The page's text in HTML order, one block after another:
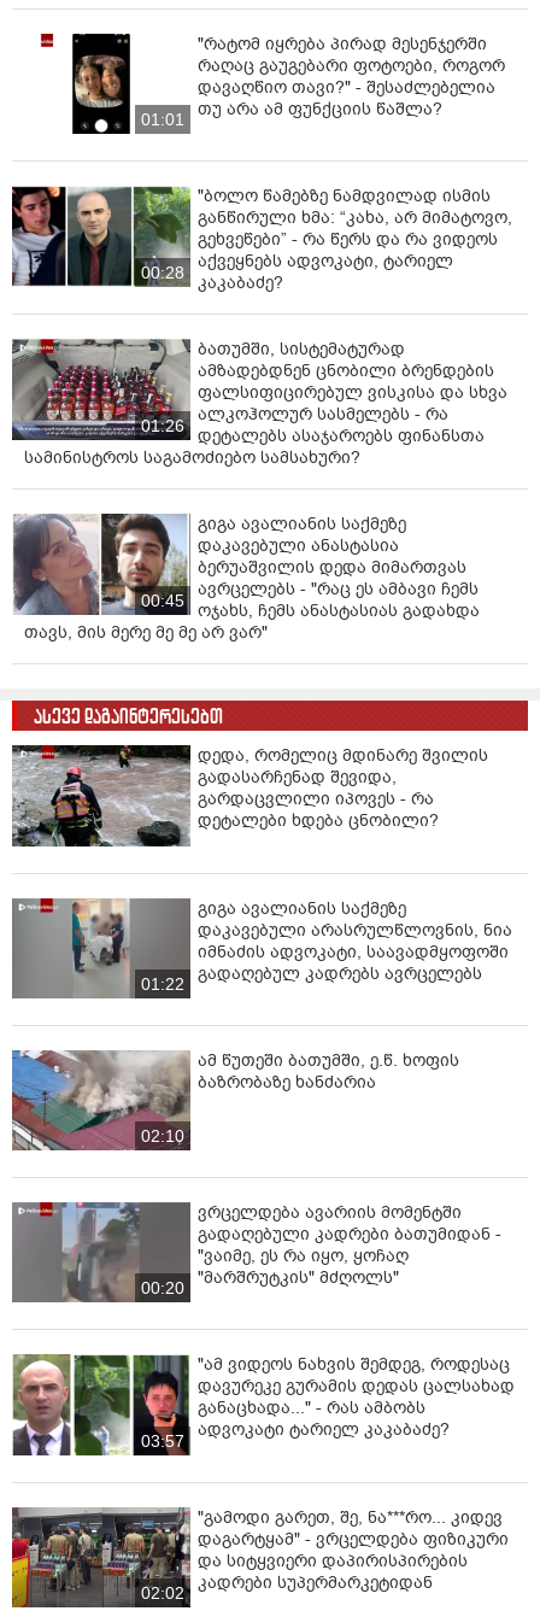
01:01
"რატომ იყრება პირად მესენჯერში
რაღაც გაუგებარი ფოტოები, როგორ
დავაღწიო თავი?" - შესაძლებელია
თუ არა ამ ფუნქციის წაშლა?
00:28
"ბოლო წამებზე ნამდვილად ისმის
განწირული ხმა: “კახა, არ მიმატოვო,
გეხვეწები” - რა წერს და რა ვიდეოს
აქვეყნებს ადვოკატი, ტარიელ
კაკაბაძე?
01:26
ბათუმში, სისტემატურად
ამზადებდნენ ცნობილი ბრენდების
ფალსიფიცირებულ ვისკისა და სხვა
ალკოჰოლურ სასმელებს - რა
დეტალებს ასაჯაროებს ფინანსთა
სამინისტროს საგამოძიებო სამსახური?
00:45
გიგა ავალიანის საქმეზე
დაკავებული ანასტასია
ბერუაშვილის დედა მიმართვას
ავრცელებს - "რაც ეს ამბავი ჩემს
ოჯახს, ჩემს ანასტასიას გადახდა
თავს, მის მერე მე მე არ ვარ"
ასევე დაგაინტერესებთ
დედა, რომელიც მდინარე შვილის
გადასარჩენად შევიდა,
გარდაცვლილი იპოვეს - რა
დეტალები ხდება ცნობილი?
01:22
გიგა ავალიანის საქმეზე
დაკავებული არასრულწლოვნის, ნია
იმნაძის ადვოკატი, საავადმყოფოში
გადაღებულ კადრებს ავრცელებს
02:10
ამ წუთეში ბათუმში, ე.წ. ხოფის
ბაზრობაზე ხანძარია
00:20
ვრცელდება ავარიის მომენტში
გადაღებული კადრები ბათუმიდან -
"ვაიმე, ეს რა იყო, ყოჩაღ
"მარშრუტკის" მძღოლს"
03:57
"ამ ვიდეოს ნახვის შემდეგ, როდესაც
დავურეკე გურამის დედას ცალსახად
განაცხადა..." - რას ამბობს
ადვოკატი ტარიელ კაკაბაძე?
02:02
"გამოდი გარეთ, შე, ნა***რო... კიდევ
დაგარტყამ" - ვრცელდება ფიზიკური
და სიტყვიერი დაპირისპირების
კადრები სუპერმარკეტიდან